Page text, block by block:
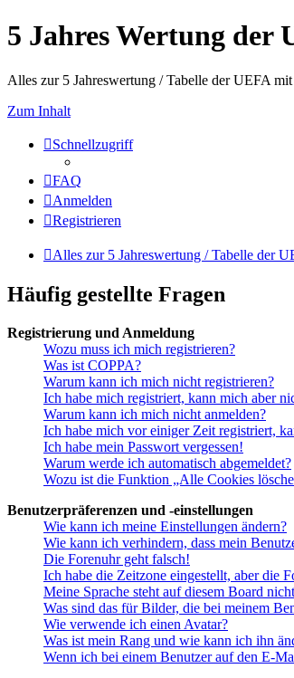
5 Jahres Wertung der
Alles zur 5 Jahreswertung / Tabelle der UEFA
Zum Inhalt
Schnellzugriff
FAQ
Anmelden
Registrieren
Alles zur 5 Jahreswertung / Tabelle der
Häufig gestellte Fragen
Registrierung und Anmeldung
Wozu muss ich mich registrieren?
Was ist COPPA?
Warum kann ich mich nicht registrieren?
Ich habe mich registriert, kann mich aber
Warum kann ich mich nicht anmelden?
Ich habe mich vor einiger Zeit registriert,
Ich habe mein Passwort vergessen!
Warum werde ich automatisch abgemeldet?
Wozu ist die Funktion „Alle Cookies
Benutzerpräferenzen und -einstellungen
Wie kann ich meine Einstellungen ändern?
Wie kann ich verhindern, dass mein
Die Forenuhr geht falsch!
Ich habe die Zeitzone eingestellt, aber die
Meine Sprache steht auf diesem Board
Was sind das für Bilder, die bei meinem
Wie verwende ich einen Avatar?
Was ist mein Rang und wie kann ich ihn
Wenn ich bei einem Benutzer auf den E-